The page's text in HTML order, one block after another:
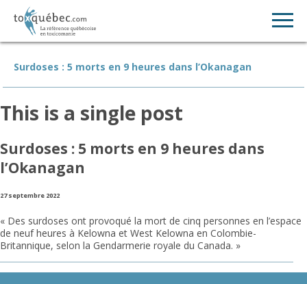
Surdoses : 5 morts en 9 heures dans l’Okanagan
This is a single post
Surdoses : 5 morts en 9 heures dans
l’Okanagan
27 septembre 2022
« Des surdoses ont provoqué la mort de cinq personnes en l’espace
de neuf heures à Kelowna et West Kelowna en Colombie-
Britannique, selon la Gendarmerie royale du Canada. »